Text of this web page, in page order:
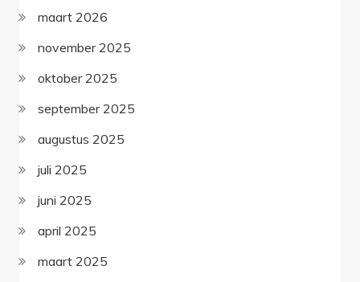
maart 2026
november 2025
oktober 2025
september 2025
augustus 2025
juli 2025
juni 2025
april 2025
maart 2025